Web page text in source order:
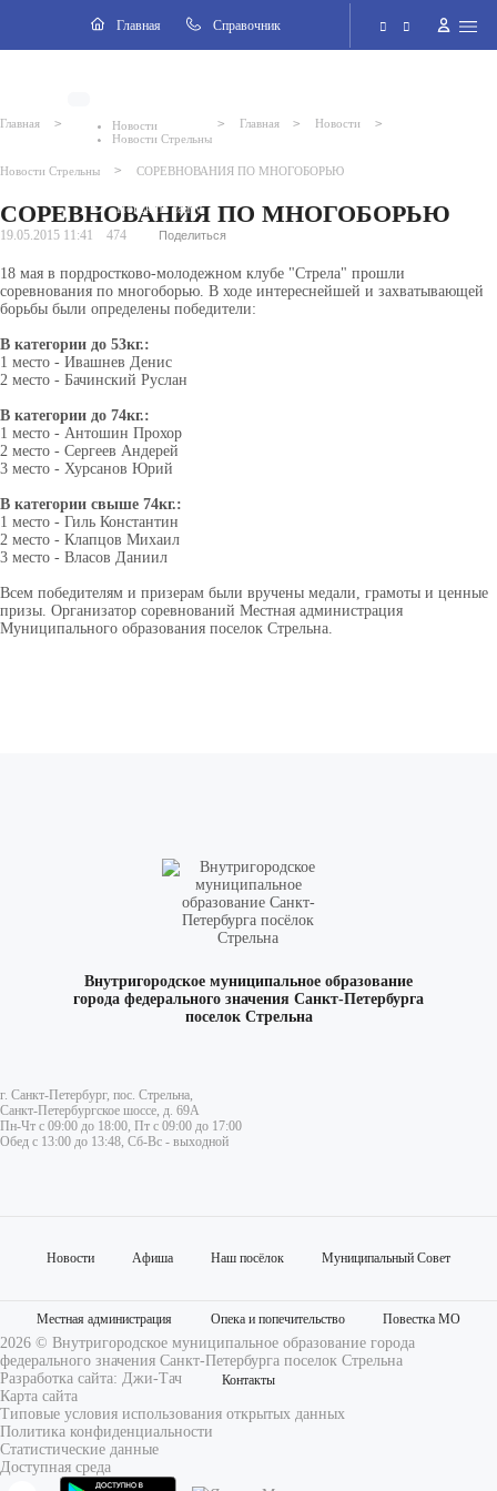
Главная Cправочник
Версия для слабовидящих
Поиск по сайту
Главная >
Новости
Новости Стрельны
> Главная > Новости >
Новости Стрельны > СОРЕВНОВАНИЯ ПО МНОГОБОРЬЮ
СОРЕВНОВАНИЯ ПО МНОГОБОРЬЮ
19.05.2015 11:41 474 Поделиться
18 мая в пордростково-молодежном клубе "Стрела" прошли
соревнования по многоборью. В ходе интереснейшей и захватывающей
борьбы были определены победители:
В категории до 53кг.:
1 место - Ивашнев Денис
2 место - Бачинский Руслан
В категории до 74кг.:
1 место - Антошин Прохор
2 место - Сергеев Андерей
3 место - Хурсанов Юрий
В категории свыше 74кг.:
1 место - Гиль Константин
2 место - Клапцов Михаил
3 место - Власов Даниил
Всем победителям и призерам были вручены медали, грамоты и ценные
призы. Организатор соревнований Местная администрация
Муниципального образования поселок Стрельна.
Внутригородское муниципальное образование
города федерального значения Санкт-Петербурга
поселок Стрельна
г. Санкт-Петербург, пос. Стрельна,
Санкт-Петербургское шоссе, д. 69А
Пн-Чт с 09:00 до 18:00, Пт с 09:00 до 17:00
Обед с 13:00 до 13:48, Сб-Вс - выходной
Новости Афиша Наш посёлок Муниципальный Совет
Местная администрация Опека и попечительство Повестка МО
Контакты
2026 © Внутригородское муниципальное образование города
федерального значения Санкт-Петербурга поселок Стрельна
Разработка сайта: Джи-Тач
Карта сайта
Типовые условия использования открытых данных
Политика конфиденциальности
Статистические данные
Доступная среда